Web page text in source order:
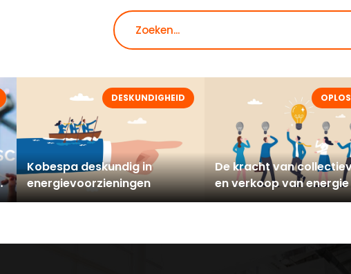
DESKUNDIGHEID
Kobespa deskundig in
energievoorzieningen
De kracht van
en verkoop van energie